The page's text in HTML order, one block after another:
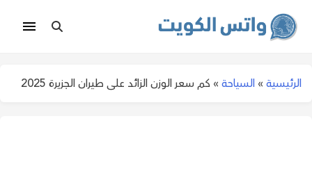
الرئيسية » السياحة » كم سعر الوزن الزائد على طيران الجزيرة 2025